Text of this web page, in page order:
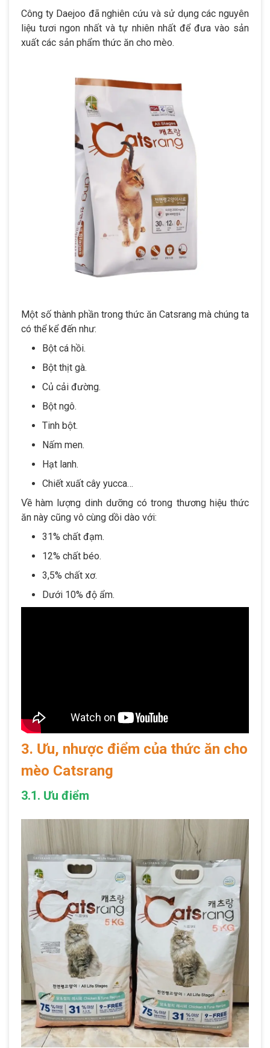
Công ty Daejoo đã nghiên cứu và sử dụng các nguyên
liệu tươi ngon nhất và tự nhiên nhất để đưa vào sản
xuất các sản phẩm thức ăn cho mèo.
Một số thành phần trong thức ăn Catsrang mà chúng ta
có thể kể đến như:
Bột cá hồi.
Bột thịt gà.
Củ cải đường.
Bột ngô.
Tinh bột.
Nấm men.
Hạt lanh.
Chiết xuất cây yucca…
Về hàm lượng dinh dưỡng có trong thương hiệu thức
ăn này cũng vô cùng dồi dào với:
31% chất đạm.
12% chất béo.
3,5% chất xơ.
Dưới 10% độ ẩm.
3. Ưu, nhược điểm của thức ăn cho
mèo Catsrang
3.1. Ưu điểm